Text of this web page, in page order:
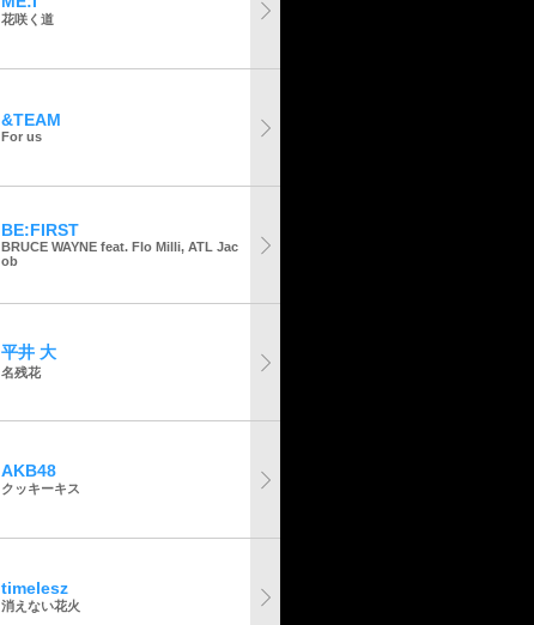
花咲く道
&TEAM
For us
BE:FIRST
BRUCE WAYNE feat. Flo Milli, ATL Jac
ob
平井 大
名残花
AKB48
クッキーキス
timelesz
消えない花火